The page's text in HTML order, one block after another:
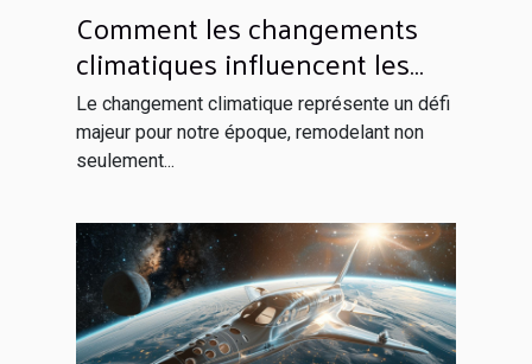
Comment les changements
climatiques influencent les
politiques économiques
globales
Le changement climatique représente un défi
majeur pour notre époque, remodelant non
seulement...